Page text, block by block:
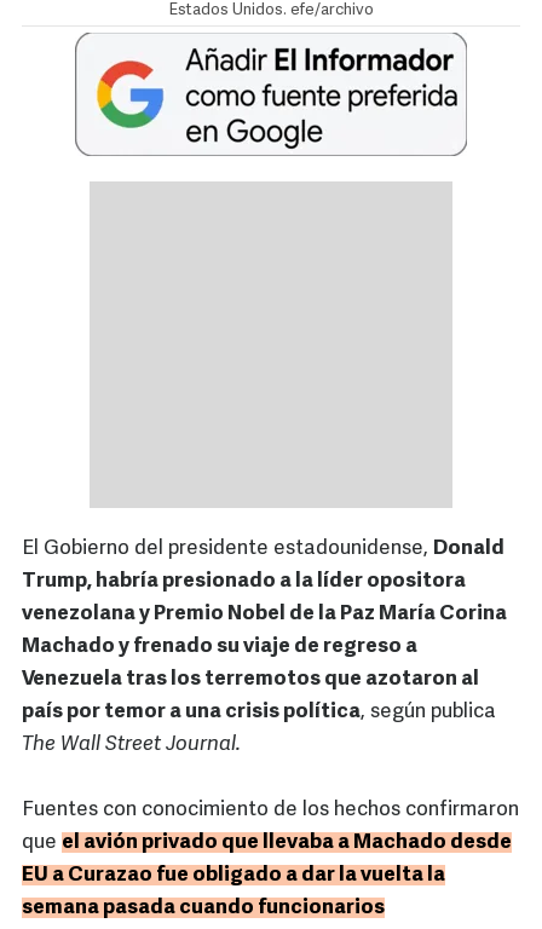
Estados Unidos. efe/archivo
El Gobierno del presidente estadounidense, Donald
Trump, habría presionado a la líder opositora
venezolana y Premio Nobel de la Paz María Corina
Machado y frenado su viaje de regreso a
Venezuela tras los terremotos que azotaron al
país por temor a una crisis política, según publica
The Wall Street Journal.
Fuentes con conocimiento de los hechos confirmaron
que el avión privado que llevaba a Machado desde
EU a Curazao fue obligado a dar la vuelta la
semana pasada cuando funcionarios